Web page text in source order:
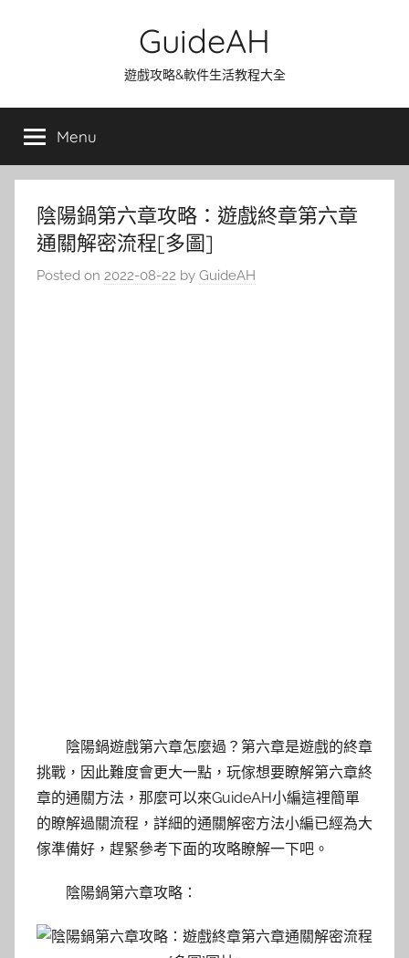
GuideAH
遊戲攻略&軟件生活教程大全
Menu
陰陽鍋第六章攻略：遊戲終章第六章
通關解密流程[多圖]
Posted on 2022-08-22 by GuideAH
陰陽鍋遊戲第六章怎麼過？第六章是遊戲的終章
挑戰，因此難度會更大一點，玩傢想要瞭解第六章終
章的通關方法，那麼可以來GuideAH小編這裡簡單
的瞭解過關流程，詳細的通關解密方法小編已經為大
傢準備好，趕緊參考下面的攻略瞭解一下吧。
陰陽鍋第六章攻略：